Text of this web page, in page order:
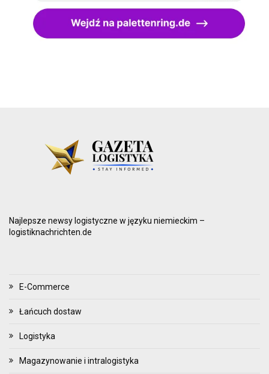
Najlepsze newsy logistyczne w języku niemieckim –
logistiknachrichten.de
E-Commerce
Łańcuch dostaw
Logistyka
Magazynowanie i intralogistyka